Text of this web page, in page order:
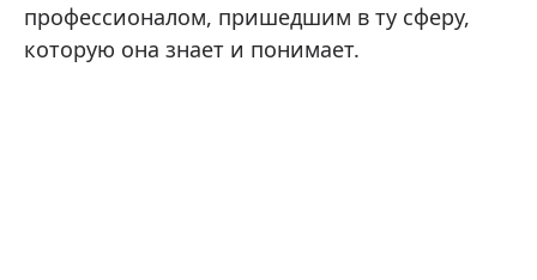
профессионалом, пришедшим в ту сферу,
которую она знает и понимает.